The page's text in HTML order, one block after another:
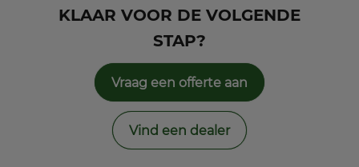
KLAAR VOOR DE VOLGENDE
STAP?
Vraag een offerte aan
Vind een dealer